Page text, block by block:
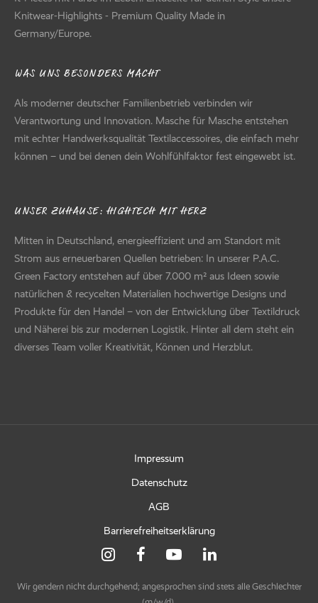
Knitwear-Highlights - Premium Quality Made in
Germany/Europe.
WAS UNS BESONDERS MACHT
Als moderner deutscher Familienbetrieb verbinden wir
Verantwortung und Innovation. Masche für Masche entstehen
mit echter Handwerksqualität Textilaccessoires, die einfach mehr
können – und bei denen dein Wohlfühlfaktor fest eingewebt ist.
UNSER ZUHAUSE: HIGHTECH MIT HERZ
Mitten in Deutschland, energieeffizient und am Standort mit
Strom aus erneuerbaren Quellen betrieben: In unserer P.A.C.
Green Factory entstehen auf über 7.000 m² aus Ideen sowie
natürlichen & recycelten Materialien hochwertige Designs und
Produkte für den Handel – von der Entwicklung über Textildruck
und Näherei bis zur modernen Logistik. Hinter all dem steht ein
diverses Team voller Kreativität, Können und Herzblut.
Impressum
Datenschutz
AGB
Barrierefreiheitserklärung
Wir gendern nicht durchgehend; angesprochen sind stets alle Geschlechter